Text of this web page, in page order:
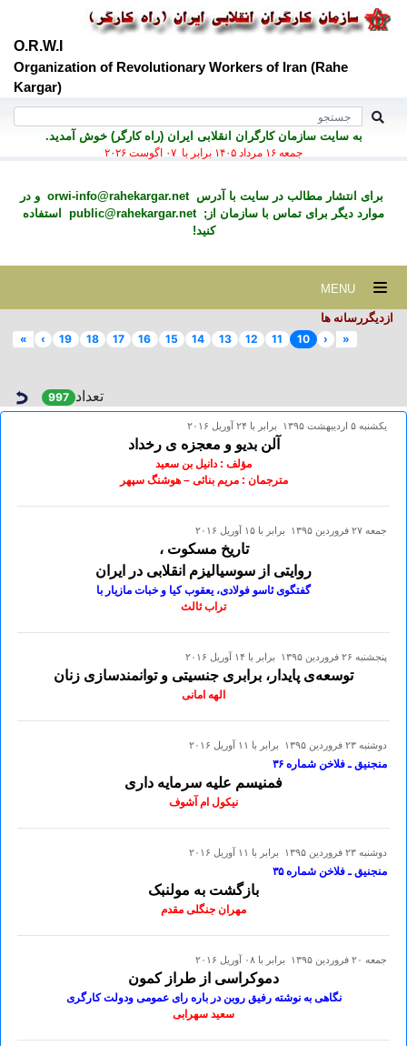
O.R.W.I
Organization of Revolutionary Workers of Iran (Rahe
Kargar)
به سايت سازمان کارگران انقلابی ايران (راه کارگر) خوش آمديد.
جمعه ۱۶ مرداد ۱۴۰۵ برابر با ۰۷ اگوست ۲۰۲۶
برای انتشار مطالب در سايت با آدرسorwi-info@rahekargar.net و در
موارد ديگر برای تماس با سازمان از;public@rahekargar.net
استفاده
کنید!
ازدیگررسانه ها
«
‹
10
11
12
13
14
15
16
17
18
19
›
»
تعداد 997
يكشنبه ۵ ارديبهشت ۱۳۹۵ برابر با ۲۴ آوريل ۲۰۱۶
آلن بدیو و معجزه ی رخداد
مؤلف : دانیل بن سعید
مترجمان : مریم بنائی – هوشنگ سپهر
جمعه ۲۷ فروردين ۱۳۹۵ برابر با ۱۵ آوريل ۲۰۱۶
تاریخ مسکوت ،
روایتى از سوسیالیزم انقلابی در ایران
گفتگوى ئاسو فولادى، يعقوب کيا و خبات مازيار با
تراب ثالث
پنجشنبه ۲۶ فروردين ۱۳۹۵ برابر با ۱۴ آوريل ۲۰۱۶
توسعه‌ی پایدار، برابری جنسیتی و توانمندسازی زنان
الهه امانی
دوشنبه ۲۳ فروردين ۱۳۹۵ برابر با ۱۱ آوريل ۲۰۱۶
منجنیق ـ فلاخن شماره ۳۶
فمنیسم علیه سرمایه داری
نیکول ام آشوف
دوشنبه ۲۳ فروردين ۱۳۹۵ برابر با ۱۱ آوريل ۲۰۱۶
منجنیق ـ فلاخن شماره ۳۵
بازگشت به مولنبک
مهران جنگلی مقدم
جمعه ۲۰ فروردين ۱۳۹۵ برابر با ۰۸ آوريل ۲۰۱۶
دموکراسی از طراز کمون
نگاهی به نوشته رفیق روبن در باره رای عمومی ودولت کارگری
سعید سهرابی